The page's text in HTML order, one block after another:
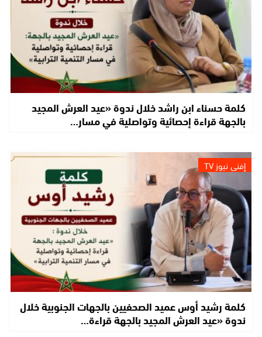
كلمة حسناء ابن راشد خلال ندوة «عيد العرش المجيد
بالجهة قراءة إحصائية وتواصلية في مسار…
إفني نيوز TV
كلمة رشيد أوس عميد الصحفيين بالجهات الجنوبية خلال
ندوة «عيد العرش المجيد بالجهة قراءة…